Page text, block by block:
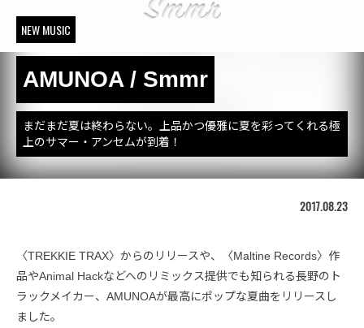
NEW MUSIC
AMUNOA / Smmr
まだまだ夏は終わらない。上品かつ優雅に夏を彩ってくれる極
上のサマー・アンセムが到着！
2017.08.23
〈TREKKIE TRAX〉からのリリースや、〈Maltine Records〉作
品やAnimal Hackなどへのリミックス提供でも知られる長野のト
ラックメイカー、AMUNOAが最高にポップな夏曲をリリースし
ました。